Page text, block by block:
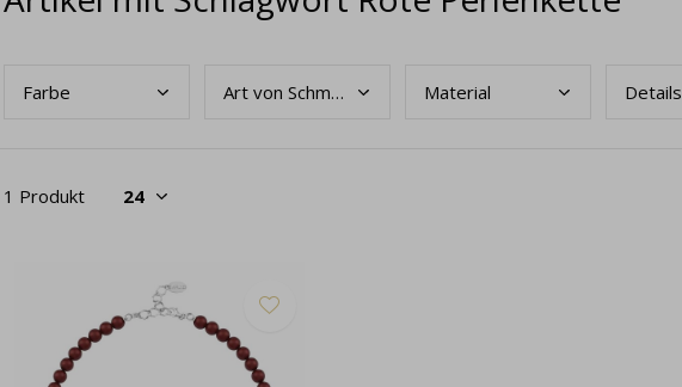
Farbe Art von Schmuck Material Details
1 Produkt